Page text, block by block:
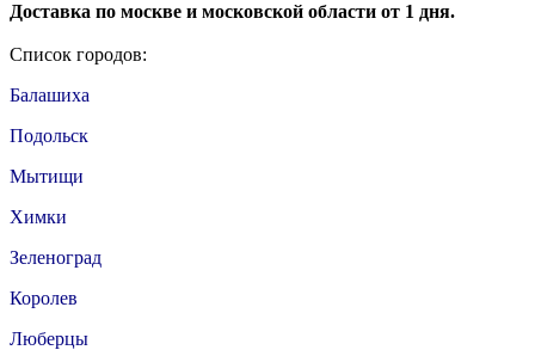
Доставка по москве и московской области от 1 дня.
Список городов:
Балашиха
Подольск
Мытищи
Химки
Зеленоград
Королев
Люберцы